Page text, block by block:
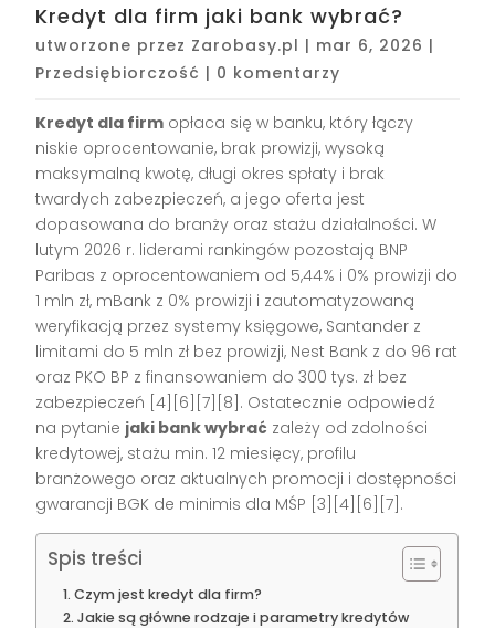
Kredyt dla firm jaki bank wybrać?
utworzone przez Zarobasy.pl | mar 6, 2026 |
Przedsiębiorczość | 0 komentarzy
Kredyt dla firm opłaca się w banku, który łączy
niskie oprocentowanie, brak prowizji, wysoką
maksymalną kwotę, długi okres spłaty i brak
twardych zabezpieczeń, a jego oferta jest
dopasowana do branży oraz stażu działalności. W
lutym 2026 r. liderami rankingów pozostają BNP
Paribas z oprocentowaniem od 5,44% i 0% prowizji do
1 mln zł, mBank z 0% prowizji i zautomatyzowaną
weryfikacją przez systemy księgowe, Santander z
limitami do 5 mln zł bez prowizji, Nest Bank z do 96 rat
oraz PKO BP z finansowaniem do 300 tys. zł bez
zabezpieczeń [4][6][7][8]. Ostatecznie odpowiedź
na pytanie jaki bank wybrać zależy od zdolności
kredytowej, stażu min. 12 miesięcy, profilu
branżowego oraz aktualnych promocji i dostępności
gwarancji BGK de minimis dla MŚP [3][4][6][7].
Spis treści
Czym jest kredyt dla firm?
Jakie są główne rodzaje i parametry kredytów